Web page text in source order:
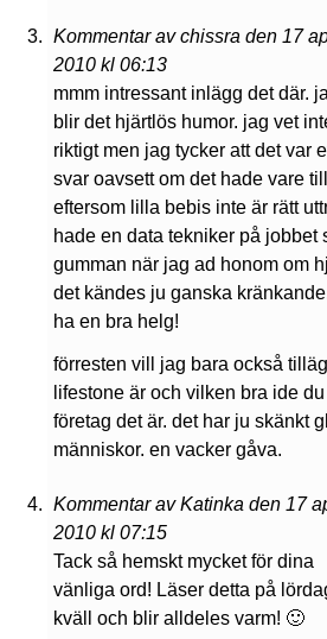
Kommentar av chissra den 17
2010 kl 06:13
mmm intressant inlägg det där.
blir det hjärtlös humor. jag vet
riktigt men jag tycker att det var
svar oavsett om det hade vare
eftersom lilla bebis inte är rätt
hade en data tekniker på jobbet
gumman när jag ad honom om
det kändes ju ganska
ha en bra helg!
förresten vill jag bara också
lifestone är och vilken bra ide
företag det är. det har ju skänkt
människor. en vacker gåva.
Kommentar av Katinka den 17
2010 kl 07:15
Tack så hemskt mycket för dina
vänliga ord! Läser detta på
kväll och blir alldeles varm! 🙂